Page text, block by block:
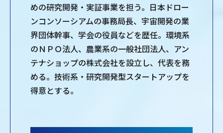
めの研究開発・実証事業を担う。日本ドロー
ンコンソーシアムの事務局長、宇宙開発の業
界団体幹事、学会の役員などを歴任。環境系
のＮＰＯ法人、農業系の一般社団法人、アン
テナショップの株式会社を設立し、代表を務
める。技術系・研究開発型スタートアップを
得意とする。